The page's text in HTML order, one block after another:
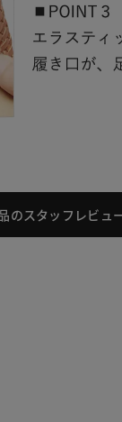
のスタッフレビュ